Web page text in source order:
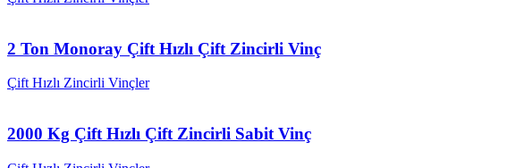
2 Ton Monoray Çift Hızlı Çift Zincirli Vinç
Çift Hızlı Zincirli Vinçler
2000 Kg Çift Hızlı Çift Zincirli Sabit Vinç